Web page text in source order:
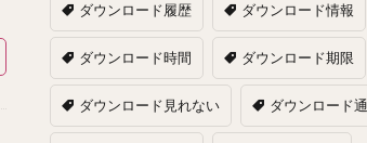
ダウンロード履歴 ダウンロード情報
ダウンロード時間 ダウンロード期限
ダウンロード見れない ダウンロード